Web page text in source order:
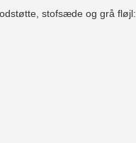
stofsæde og grå fløjl: